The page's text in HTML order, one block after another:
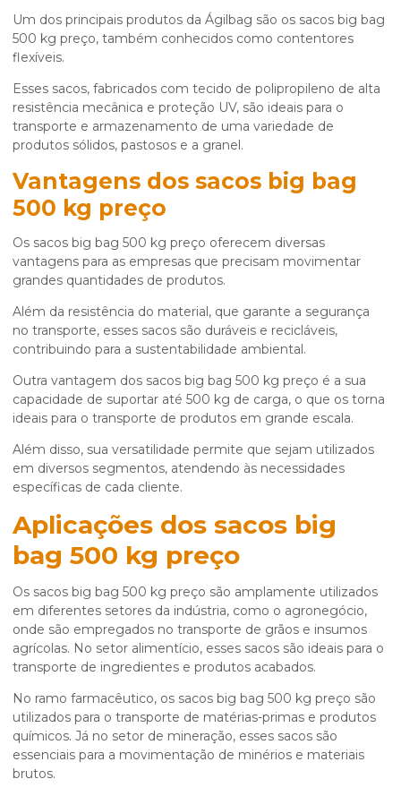
Um dos principais produtos da Ágilbag são os sacos big bag
500 kg preço, também conhecidos como contentores
flexíveis.
Esses sacos, fabricados com tecido de polipropileno de alta
resistência mecânica e proteção UV, são ideais para o
transporte e armazenamento de uma variedade de
produtos sólidos, pastosos e a granel.
Vantagens dos sacos big bag
500 kg preço
Os sacos big bag 500 kg preço oferecem diversas
vantagens para as empresas que precisam movimentar
grandes quantidades de produtos.
Além da resistência do material, que garante a segurança
no transporte, esses sacos são duráveis e recicláveis,
contribuindo para a sustentabilidade ambiental.
Outra vantagem dos sacos big bag 500 kg preço é a sua
capacidade de suportar até 500 kg de carga, o que os torna
ideais para o transporte de produtos em grande escala.
Além disso, sua versatilidade permite que sejam utilizados
em diversos segmentos, atendendo às necessidades
específicas de cada cliente.
Aplicações dos sacos big
bag 500 kg preço
Os sacos big bag 500 kg preço são amplamente utilizados
em diferentes setores da indústria, como o agronegócio,
onde são empregados no transporte de grãos e insumos
agrícolas. No setor alimentício, esses sacos são ideais para o
transporte de ingredientes e produtos acabados.
No ramo farmacêutico, os sacos big bag 500 kg preço são
utilizados para o transporte de matérias-primas e produtos
químicos. Já no setor de mineração, esses sacos são
essenciais para a movimentação de minérios e materiais
brutos.